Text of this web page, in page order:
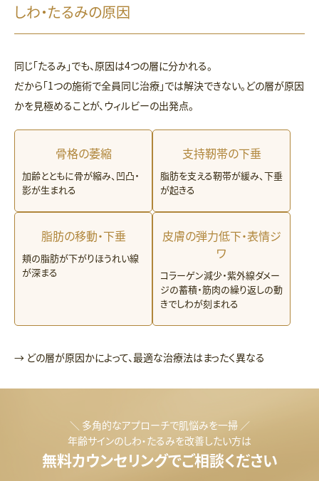
しわ・たるみの原因
同じ「たるみ」でも、原因は4つの層に分かれる。
だから「1つの施術で全員同じ治療」では解決できない。どの層が原因
かを見極めることが、ウィルビーの出発点。
骨格の萎縮
加齢とともに骨が縮み、凹凸・
影が生まれる
支持靭帯の下垂
脂肪を支える靭帯が緩み、下垂
が起きる
脂肪の移動・下垂
頬の脂肪が下がりほうれい線
が深まる
皮膚の弾力低下・表情ジ
ワ
コラーゲン減少・紫外線ダメー
ジの蓄積・筋肉の繰り返しの動
きでしわが刻まれる
→ どの層が原因かによって、最適な治療法はまったく異なる
＼ 多角的なアプローチで肌悩みを一掃 ／
年齢サインのしわ・たるみを改善したい方は
無料カウンセリングでご相談ください